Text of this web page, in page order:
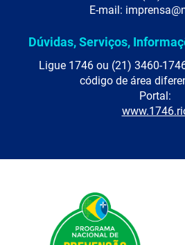
E-mail:
Dúvidas, Serviços,
Ligue 1746 ou (21) 3460-
código de área
Portal: